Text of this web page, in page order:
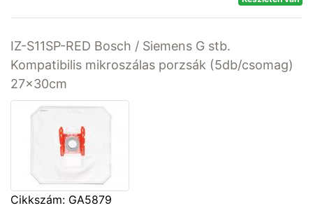
IZ-S11SP-RED Bosch / Siemens G stb.
Kompatibilis mikroszálas porzsák (5db/csomag)
27x30cm
Cikkszám: GA5879